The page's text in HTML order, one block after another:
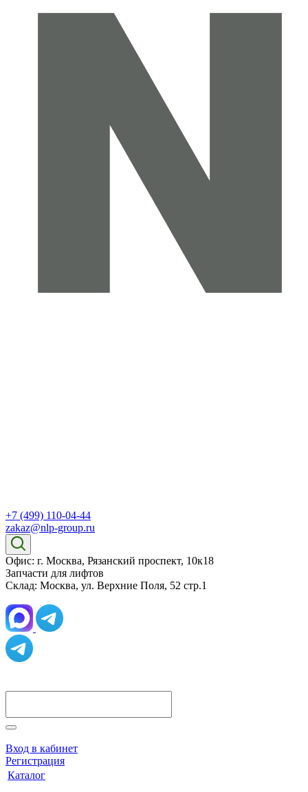
+7 (499) 110-04-44
zakaz@nlp-group.ru
Офис: г. Москва, Рязанский проспект, 10к18
Запчасти для лифтов
Склад: Москва, ул. Верхние Поля, 52 стр.1
Вход в кабинет
Регистрация
Каталог